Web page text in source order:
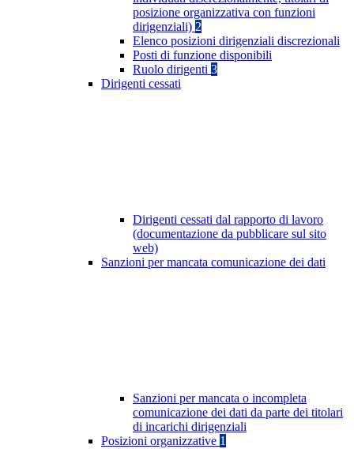
posizione organizzativa con funzioni
dirigenziali) 2
Elenco posizioni dirigenziali discrezionali
Posti di funzione disponibili
Ruolo dirigenti 3
Dirigenti cessati
Dirigenti cessati dal rapporto di lavoro
(documentazione da pubblicare sul sito
web)
Sanzioni per mancata comunicazione dei dati
Sanzioni per mancata o incompleta
comunicazione dei dati da parte dei titolari
di incarichi dirigenziali
Posizioni organizzative 1